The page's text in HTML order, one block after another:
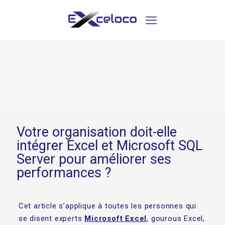
Votre organisation doit-elle
intégrer Excel et Microsoft SQL
Server pour améliorer ses
performances ?
Cet article s’applique à toutes les personnes qui
se disent experts Microsoft Excel, gourous Excel,